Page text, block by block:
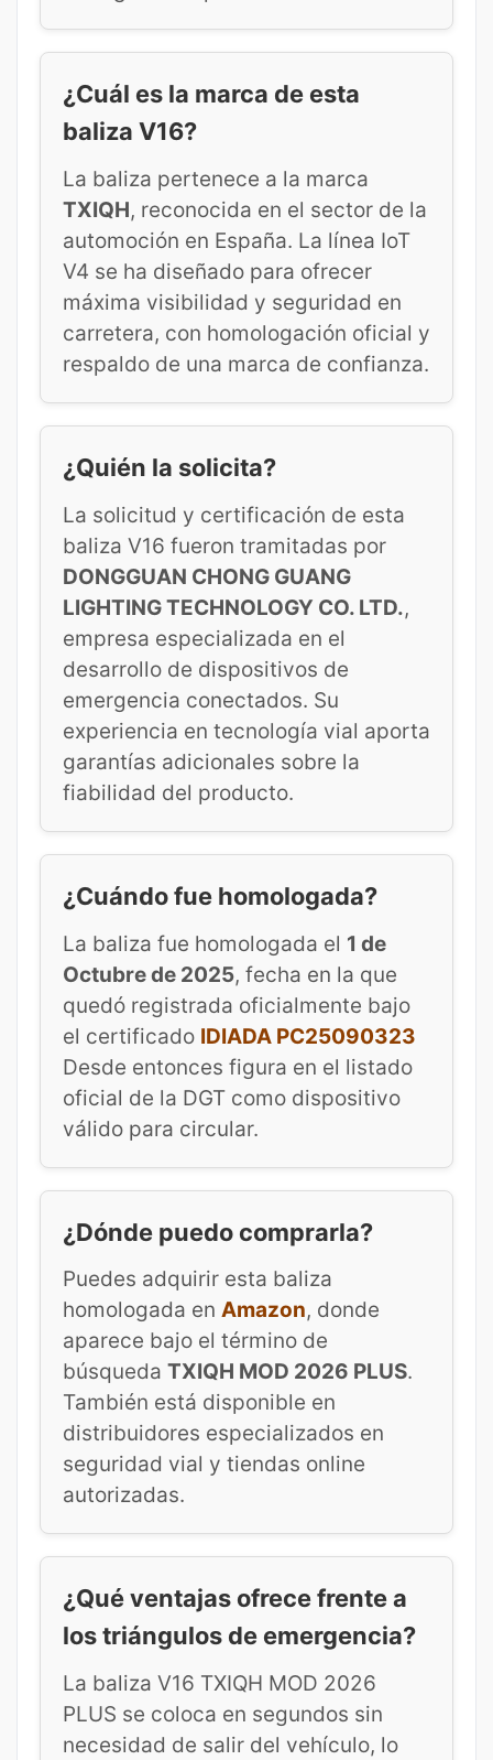
¿Cuál es la marca de esta
baliza V16?
La baliza pertenece a la marca
TXIQH, reconocida en el sector de la
automoción en España. La línea IoT
V4 se ha diseñado para ofrecer
máxima visibilidad y seguridad en
carretera, con homologación oficial y
respaldo de una marca de confianza.
¿Quién la solicita?
La solicitud y certificación de esta
baliza V16 fueron tramitadas por
DONGGUAN CHONG GUANG
LIGHTING TECHNOLOGY CO. LTD.,
empresa especializada en el
desarrollo de dispositivos de
emergencia conectados. Su
experiencia en tecnología vial aporta
garantías adicionales sobre la
fiabilidad del producto.
¿Cuándo fue homologada?
La baliza fue homologada el 1 de
Octubre de 2025, fecha en la que
quedó registrada oficialmente bajo
el certificado IDIADA PC25090323
Desde entonces figura en el listado
oficial de la DGT como dispositivo
válido para circular.
¿Dónde puedo comprarla?
Puedes adquirir esta baliza
homologada en Amazon, donde
aparece bajo el término de
búsqueda TXIQH MOD 2026 PLUS.
También está disponible en
distribuidores especializados en
seguridad vial y tiendas online
autorizadas.
¿Qué ventajas ofrece frente a
los triángulos de emergencia?
La baliza V16 TXIQH MOD 2026
PLUS se coloca en segundos sin
necesidad de salir del vehículo, lo